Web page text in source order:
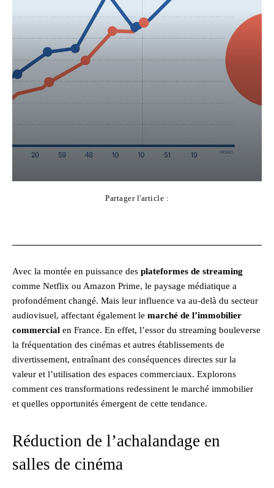
Partager l'article :
Avec la montée en puissance des plateformes de streaming
comme Netflix ou Amazon Prime, le paysage médiatique a
profondément changé. Mais leur influence va au-delà du secteur
audiovisuel, affectant également le marché de l’immobilier
commercial en France. En effet, l’essor du streaming bouleverse
la fréquentation des cinémas et autres établissements de
divertissement, entraînant des conséquences directes sur la
valeur et l’utilisation des espaces commerciaux. Explorons
comment ces transformations redessinent le marché immobilier
et quelles opportunités émergent de cette tendance.
Réduction de l’achalandage en
salles de cinéma